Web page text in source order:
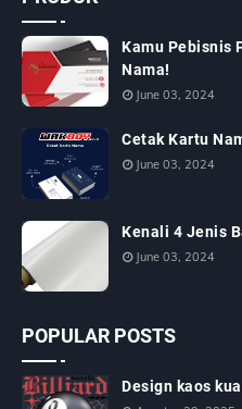
Kamu Pebisnis
Nama!
June 03, 2024
Cetak Kartu
June 03, 2024
Kenali 4 Jenis
June 03, 2024
POPULAR POSTS
Design kaos